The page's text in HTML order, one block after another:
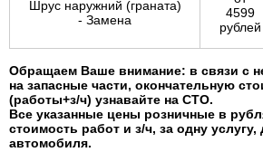
Шрус наружний (граната)
- Замена
4599
рублей
Обращаем Ваше внимание: в связи с
на запасные части, окончательную
(работы+з/ч) узнавайте на СТО.
Все указанные цены розничные в
стоимость работ и з/ч, за одну услугу,
автомобиля.